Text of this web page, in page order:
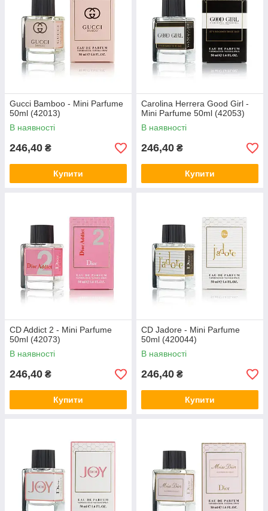
Gucci Bamboo - Mini Parfume
50ml (42013)
В наявності
246,40 ₴
Купити
Carolina Herrera Good Girl -
Mini Parfume 50ml (42053)
В наявності
246,40 ₴
Купити
CD Addict 2 - Mini Parfume
50ml (42073)
В наявності
246,40 ₴
Купити
CD Jadore - Mini Parfume
50ml (420044)
В наявності
246,40 ₴
Купити